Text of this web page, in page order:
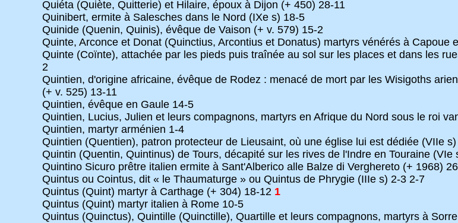
Quiéta (Quiète, Quitterie) et Hilaire, époux à Dijon (+ 450) 28-11
Quinibert, ermite à Salesches dans le Nord (IXe s) 18-5
Quinide (Quenin, Quinis), évêque de Vaison (+ v. 579) 15-2
Quinte, Arconce et Donat (Quinctius, Arcontius et Donatus) martyrs vénérés à Capoue
Quinte (Coïnte), attachée par les pieds puis traînée au sol sur les places et dans les
2
Quintien, d'origine africaine, évêque de Rodez : menacé de mort par les Wisigoths
(+ v. 525) 13-11
Quintien, évêque en Gaule 14-5
Quintien, Lucius, Julien et leurs compagnons, martyrs en Afrique du Nord sous le roi
Quintien, martyr arménien 1-4
Quintien (Quentien), patron protecteur de Lieusaint, où une église lui est dédiée (VIIe
Quintin (Quentin, Quintinus) de Tours, décapité sur les rives de l'Indre en Touraine (VIe
Quintino Sicuro prêtre italien ermite à Sant'Alberico alle Balze di Verghereto (+ 1968)
Quintus ou Cointus, dit « le Thaumaturge » ou Quintus de Phrygie (IIIe s) 2-3 2-7
Quintus (Quint) martyr à Carthage (+ 304) 18-12 1
Quintus (Quint) martyr italien à Rome 10-5
Quintus (Quinctus), Quintille (Quinctille), Quartille et leurs compagnons, martyrs à